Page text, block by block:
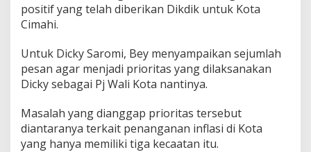
j
t
W
a
K
o
t
positif yang telah diberikan Dikdik untuk Kota
Cimahi.
Untuk Dicky Saromi, Bey menyampaikan sejumlah
pesan agar menjadi prioritas yang dilaksanakan
Dicky sebagai Pj Wali Kota nantinya.
Masalah yang dianggap prioritas tersebut
diantaranya terkait penanganan inflasi di Kota
yang hanya memiliki tiga kecaatan itu.